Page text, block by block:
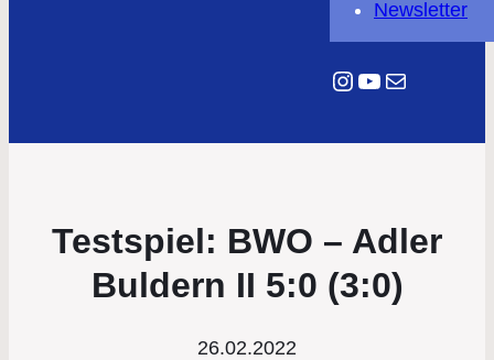
Newsletter
Instagram
YouTube
E-Mail
Testspiel: BWO – Adler
Buldern II 5:0 (3:0)
26.02.2022